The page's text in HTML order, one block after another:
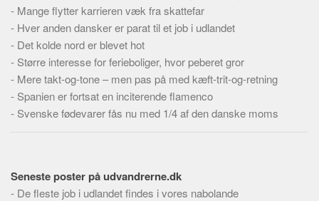
Webstedet
Forhistorien
Redigering
Tekstannoncer
Bannere
- Mange flytter karrieren væk fra skattefar
- Hver anden dansker er parat til et job i udlandet
- Det kolde nord er blevet hot
- Større interesse for ferieboliger, hvor peberet gror
- Mere takt-og-tone – men pas på med kæft-trit-og-retning
- Spanien er fortsat en inciterende flamenco
- Svenske fødevarer fås nu med 1/4 af den danske moms
Seneste poster på udvandrerne.dk
- De fleste job i udlandet findes i vores nabolande